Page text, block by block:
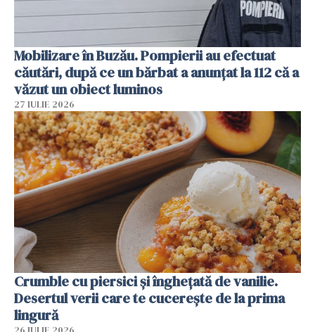
Mobilizare în Buzău. Pompierii au efectuat
căutări, după ce un bărbat a anunțat la 112 că a
văzut un obiect luminos
27 IULIE 2026
Crumble cu piersici și înghețată de vanilie.
Desertul verii care te cucerește de la prima
lingură